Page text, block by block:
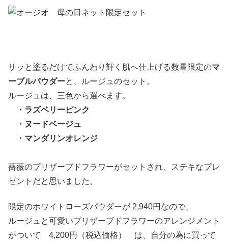
サッと塗るだけでふんわり輝く肌へ仕上げる数量限定のマ
ーブルパウダーと、ルージュのセット。
ルージュは、三色から選べます。
・ラズベリーピンク
・ヌードベージュ
・マンダリンオレンジ
薔薇のプリザーブドフラワーがセットされ、ステキなプレ
ゼントだと思いました。
限定のホワイトローズパウダーが 2,940円なので、
ルージュと可愛いプリザーブドフラワーのアレンジメント
がついて 4,200円（税込価格） は、自分の為に買って